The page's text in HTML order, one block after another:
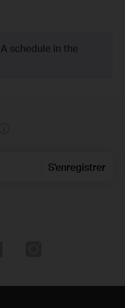
schedule in the
S'enregistrer